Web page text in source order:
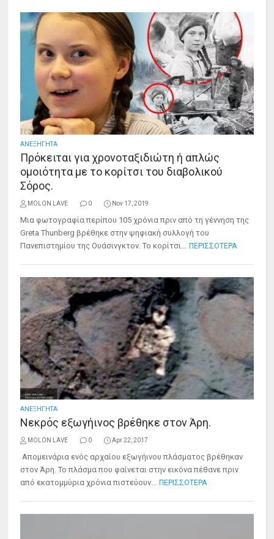
ΑΝΕΞΗΓΗΤΑ
Πρόκειται για χρονοταξιδιώτη ή απλώς
ομοιότητα με το κορίτσι του διαβολικού
Σόρος.
MOLON LAVE 0 Nov 17, 2019
Μια φωτογραφία περίπου 105 χρόνια πριν από τη γέννηση της
Greta Thunberg βρέθηκε στην ψηφιακή συλλογή του
Πανεπιστημίου της Ουάσινγκτον. Το κορίτσι... ΠΕΡΙΣΣΟΤΕΡΑ
ΑΝΕΞΗΓΗΤΑ
Νεκρός εξωγήινος βρέθηκε στον Άρη.
MOLON LAVE 0 Apr 22, 2017
Απομεινάρια ενός αρχαίου εξωγήινου πλάσματος βρέθηκαν
στον Άρη. Το πλάσμα που φαίνεται στην εικόνα πέθανε πριν
από εκατομμύρια χρόνια πιστεύουν... ΠΕΡΙΣΣΟΤΕΡΑ